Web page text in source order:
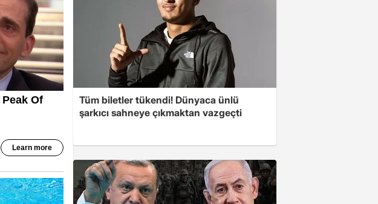
Tüm biletler tükendi! Dünyaca ünlü
şarkıcı sahneye çıkmaktan vazgeçti